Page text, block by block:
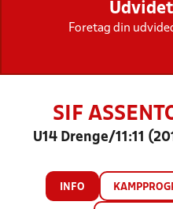
STILLINGER,
Foretag din
SIF
U14 Drenge/11:11
INFO